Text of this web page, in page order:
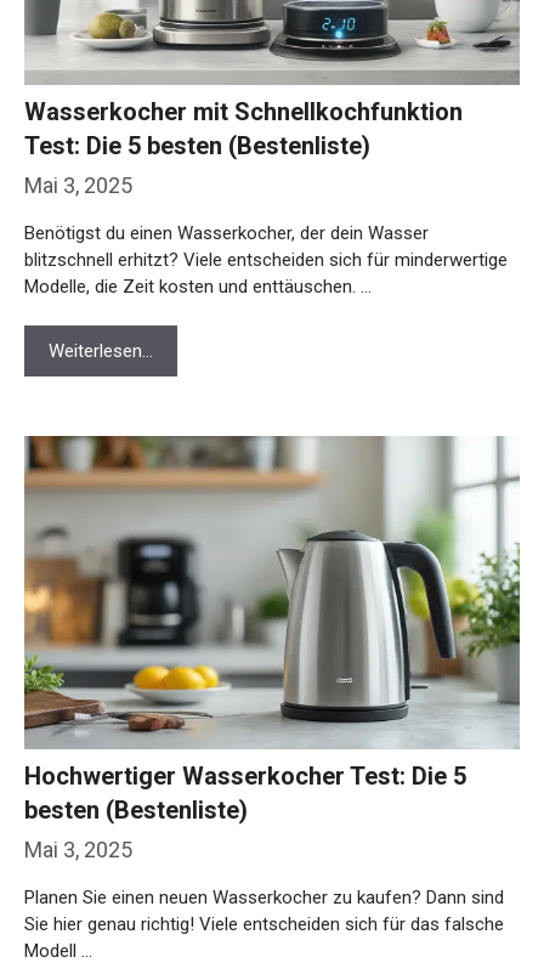
Mai 3, 2025
Wasserkocher mit Schnellkochfunktion
Test: Die 5 besten (Bestenliste)
Benötigst du einen Wasserkocher, der dein Wasser
blitzschnell erhitzt? Viele entscheiden sich für minderwertige
Modelle, die Zeit kosten und enttäuschen. …
Weiterlesen…
Mai 3, 2025
Hochwertiger Wasserkocher Test: Die 5
besten (Bestenliste)
Planen Sie einen neuen Wasserkocher zu kaufen? Dann sind
Sie hier genau richtig! Viele entscheiden sich für das falsche
Modell …